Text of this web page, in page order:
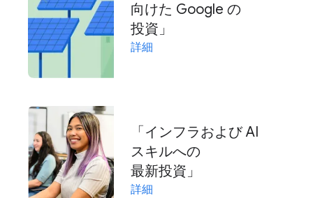
向けた Google の​
投資」
詳細
「インフラおよび AI
スキルへの​
最新投資」
詳細